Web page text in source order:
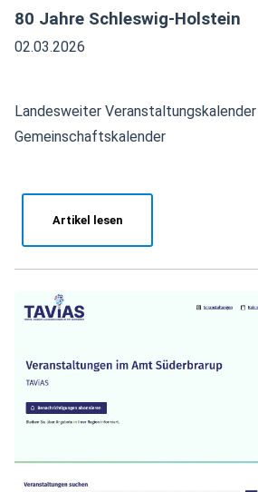
80 Jahre Schleswig-Holstein
02.03.2026
Landesweiter
Gemeinschaftskalender
Artikel lesen